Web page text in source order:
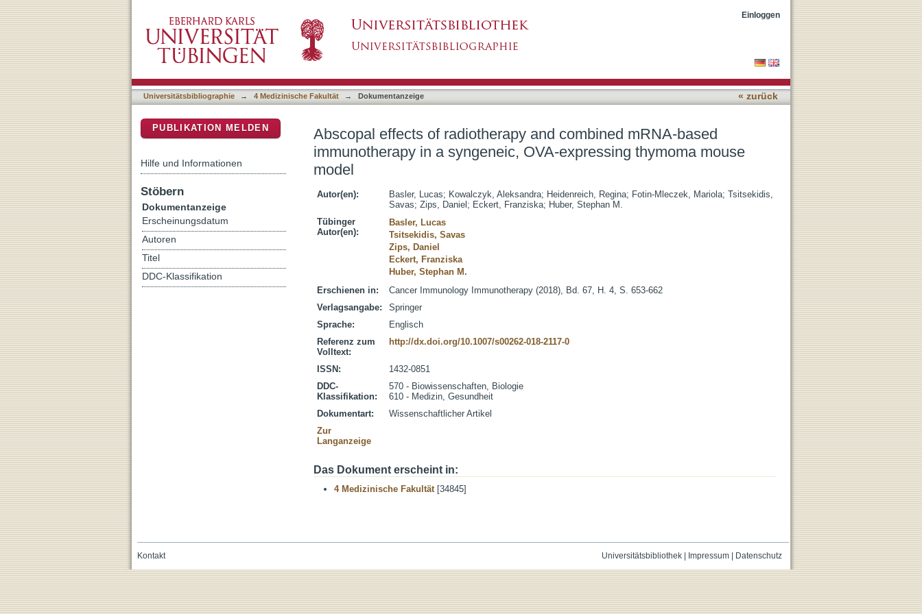
Abscopal effects of radiotherapy and combined mRNA-based immunotherapy in a syngeneic,
OVA-expressing thymoma mouse model
Einloggen
Universitätsbibliographie → 4 Medizinische Fakultät → Dokumentanzeige « zurück
Abscopal effects of radiotherapy and combined mRNA-based
immunotherapy in a syngeneic, OVA-expressing thymoma mouse
model
Autor(en): Basler, Lucas; Kowalczyk, Aleksandra; Heidenreich, Regina; Fotin-Mleczek, Mariola; Tsitsekidis,
Savas; Zips, Daniel ; Eckert, Franziska; Huber, Stephan M.
Tübinger
Autor(en):
Basler, Lucas
Tsitsekidis, Savas
Zips, Daniel
Eckert, Franziska
Huber, Stephan M.
Erschienen in:
Cancer Immunology Immunotherapy (2018), Bd. 67, H. 4, S. 653-662
Verlagsangabe:
Springer
Sprache:
Englisch
Referenz zum
Volltext:
http://dx.doi.org/10.1007/s00262-018-2117-0
ISSN:
1432-0851
DDC-
Klassifikation:
570 - Biowissenschaften, Biologie
610 - Medizin, Gesundheit
Dokumentart:
Wissenschaftlicher Artikel
Zur
Langanzeige
Das Dokument erscheint in:
4 Medizinische Fakultät[34845]
PUBLIKATION MELDEN
Hilfe und Informationen
Stöbern
Dokumentanzeige
Erscheinungsdatum
Autoren
Titel
DDC-Klassifikation
Universitätsbibliothek| Impressum| Datenschutz
Kontakt